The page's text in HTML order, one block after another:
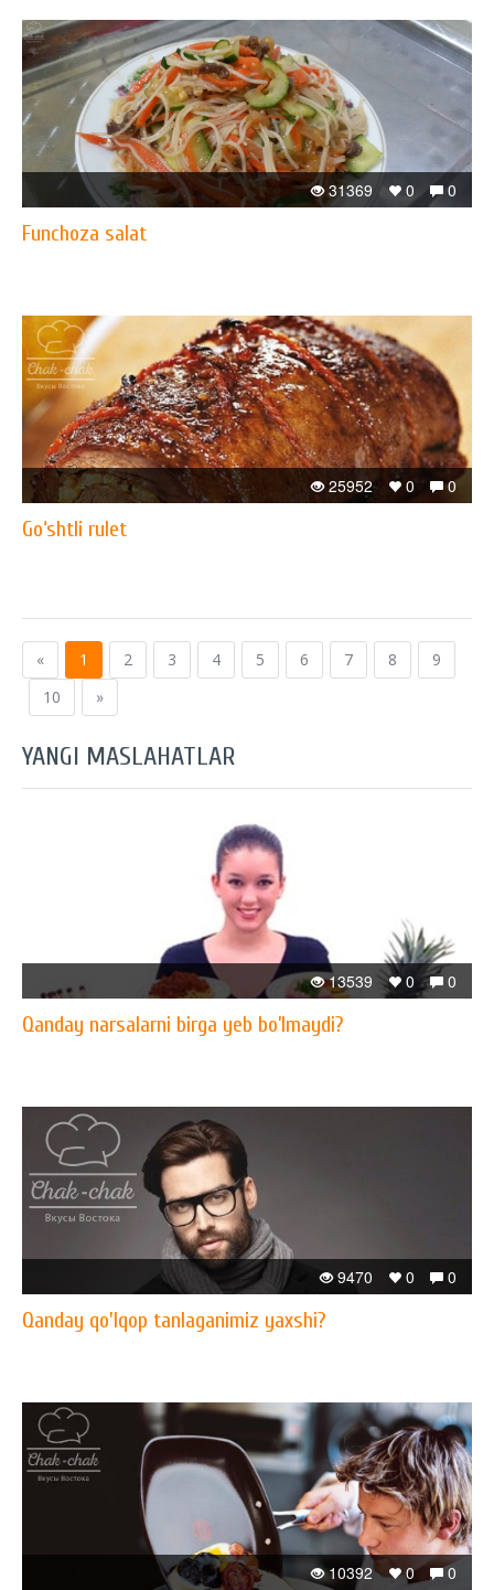
0
0
31369
Funchoza salat
0
0
25952
Go‘shtli rulet
« 1 2 3 4 5 6 7 8
9
10
»
YANGI MASLAHATLAR
0
0
13539
Qanday narsalarni birga yeb bo’lmaydi?
0
0
9470
Qanday qo'lqop tanlaganimiz yaxshi?
0
0
10392